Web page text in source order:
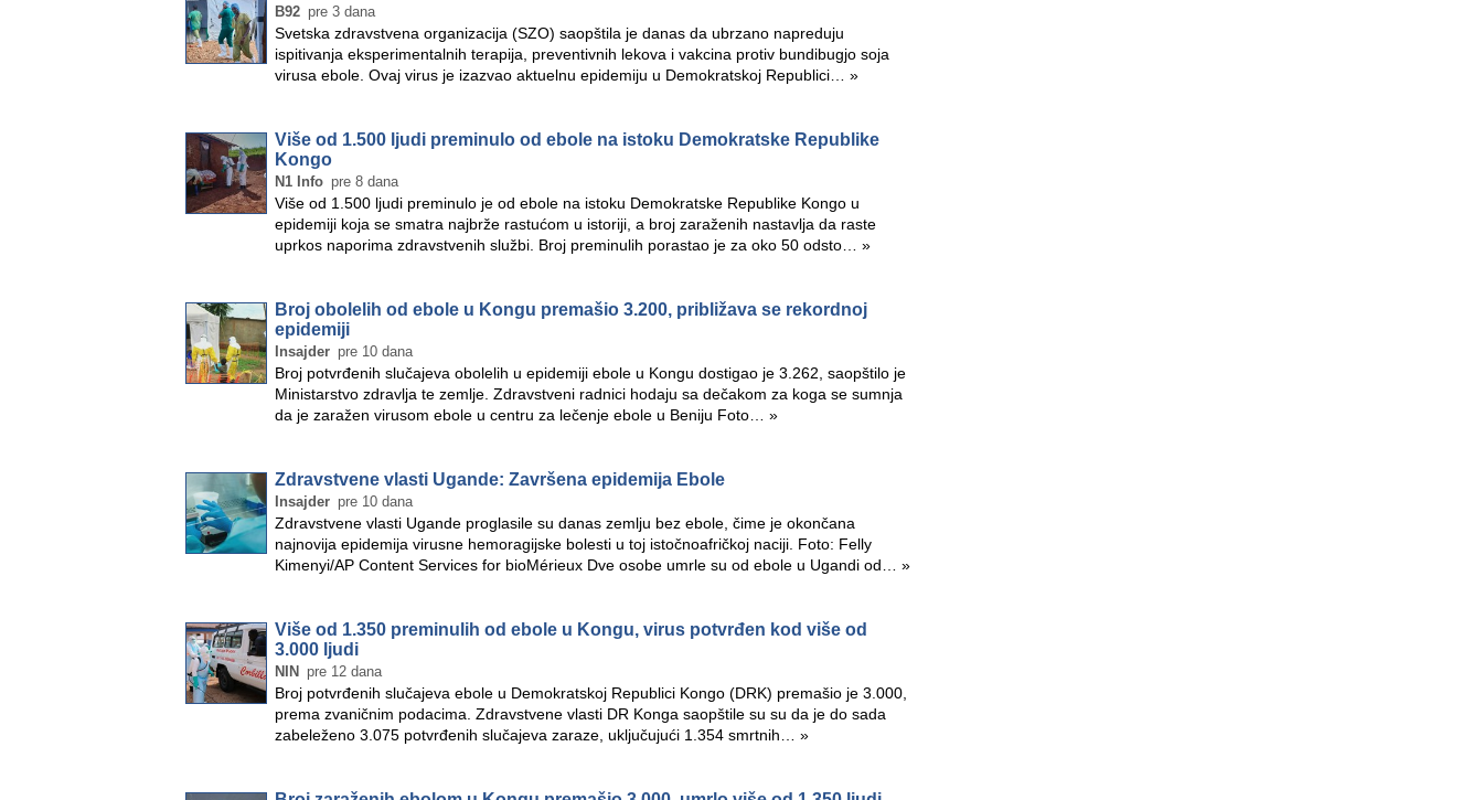
B92 pre 3 dana
Svetska zdravstvena organizacija (SZO) saopštila je danas da ubrzano napreduju
ispitivanja eksperimentalnih terapija, preventivnih lekova i vakcina protiv bundibugjo soja
virusa ebole. Ovaj virus je izazvao aktuelnu epidemiju u Demokratskoj Republici… »
Više od 1.500 ljudi preminulo od ebole na istoku Demokratske Republike
Kongo
N1 Info pre 8 dana
Više od 1.500 ljudi preminulo je od ebole na istoku Demokratske Republike Kongo u
epidemiji koja se smatra najbrže rastućom u istoriji, a broj zaraženih nastavlja da raste
uprkos naporima zdravstvenih službi. Broj preminulih porastao je za oko 50 odsto… »
Broj obolelih od ebole u Kongu premašio 3.200, približava se rekordnoj
epidemiji
Insajder pre 10 dana
Broj potvrđenih slučajeva obolelih u epidemiji ebole u Kongu dostigao je 3.262, saopštilo je
Ministarstvo zdravlja te zemlje. Zdravstveni radnici hodaju sa dečakom za koga se sumnja
da je zaražen virusom ebole u centru za lečenje ebole u Beniju Foto… »
Zdravstvene vlasti Ugande: Završena epidemija Ebole
Insajder pre 10 dana
Zdravstvene vlasti Ugande proglasile su danas zemlju bez ebole, čime je okončana
najnovija epidemija virusne hemoragijske bolesti u toj istočnoafričkoj naciji. Foto: Felly
Kimenyi/AP Content Services for bioMérieux Dve osobe umrle su od ebole u Ugandi od… »
Više od 1.350 preminulih od ebole u Kongu, virus potvrđen kod više od
3.000 ljudi
NIN pre 12 dana
Broj potvrđenih slučajeva ebole u ​​Demokratskoj Republici Kongo (DRK) premašio je 3.000,
prema zvaničnim podacima. Zdravstvene vlasti DR Konga saopštile su su da je do sada
zabeleženo 3.075 potvrđenih slučajeva zaraze, uključujući 1.354 smrtnih… »